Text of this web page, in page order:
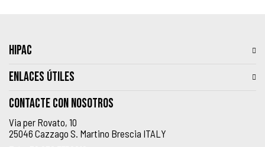
HIPAC
ENLACES ÚTILES
Contacte con nosotros
Via per Rovato, 10
25046 Cazzago S. Martino Brescia ITALY